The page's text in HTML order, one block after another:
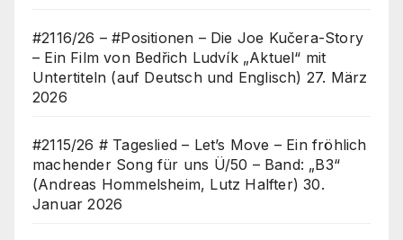
#2116/26 – #Positionen – Die Joe Kučera-Story
– Ein Film von Bedřich Ludvík „Aktuel“ mit
Untertiteln (auf Deutsch und Englisch) 27. März
2026
#2115/26 # Tageslied – Let’s Move – Ein fröhlich
machender Song für uns Ü/50 – Band: „B3“
(Andreas Hommelsheim, Lutz Halfter) 30.
Januar 2026